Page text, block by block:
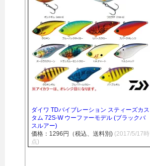
ダイワ TDバイブレーション スティーズカス
タム 72S-W ウーファーモデル (ブラックバ
スルアー)
価格：1296円（税込、送料別) (2017/5/17時
点)